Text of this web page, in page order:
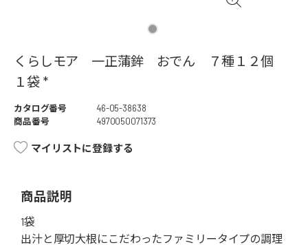
くらしモア 一正蒲鉾 おでん ７種１２個
１袋 *
カタログ番号
46-05-38638
商品番号
4970050071373
マイリストに登録する
商品説明
1袋
出汁と厚切大根にこだわったファミリータイプの調理